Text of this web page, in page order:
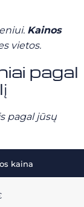
Kainos
vietos.
pagal
pagal jūsų
kaina